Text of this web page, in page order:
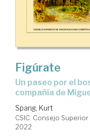
Figúrate
un paseo por el bosque de las figuras retóricas en
compañía de
Spang, Kurt
CSIC. Consejo
2022